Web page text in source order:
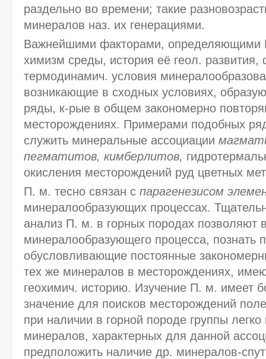
раздельно во времени; такие
минералов наз. их генерациями.
Важнейшими факторами, определяющими
химизм среды, история её геол. развития,
термодинамич. условия
возникающие в сходных условиях,
ряды, к-рые в общем закономерно
месторождениях. Примерами подобных
служить минеральные ассоциации
пегматитов, кимберлитов,
окисления месторождений руд цветных
П. м. тесно связан с парагенезисом
минералообразующих процессах.
анализ П. м. в горных породах позволяют
минералообразующего процесса, познать
обусловливающие постоянные
тех же минералов в месторождениях,
геохимич. историю. Изучение П. м. имеет
значение для поисков месторождений
при наличии в горной породе группы
минералов, характерных для данной
предположить наличие др. минералов-